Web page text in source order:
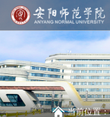
当前位置：